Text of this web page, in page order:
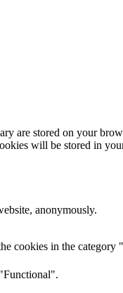
are stored on your
will be stored in
anonymously.
cookies in the category